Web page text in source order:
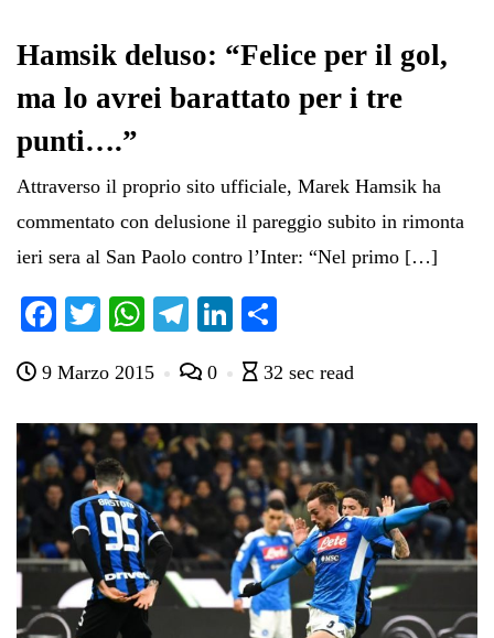
Hamsik deluso: “Felice per il gol,
ma lo avrei barattato per i tre
punti….”
Attraverso il proprio sito ufficiale, Marek Hamsik ha
commentato con delusione il pareggio subito in rimonta
ieri sera al San Paolo contro l’Inter: “Nel primo […]
Fa
bo
ok
T
tte
r
W
ts
A
pp
Te
gr
a
m
Li
ed
In
di
vi
di
9 Marzo 2015 0 32 sec read